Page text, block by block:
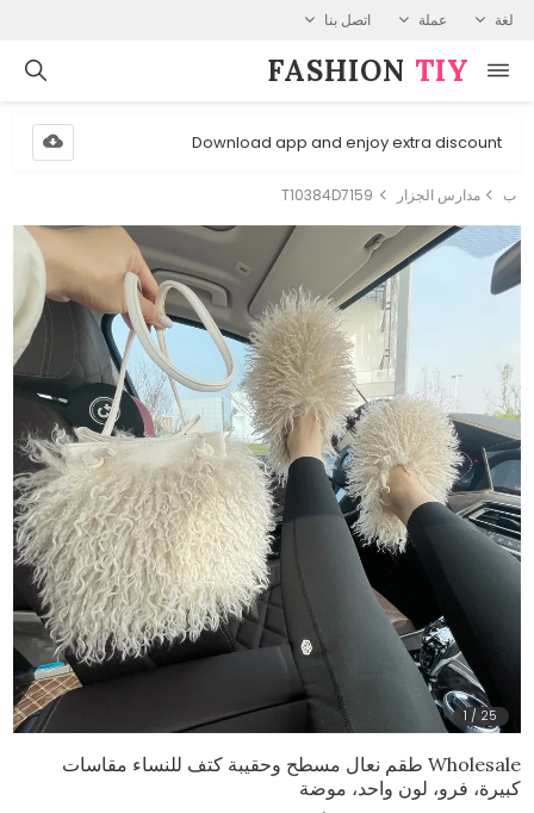
لغة عملة اتصل بنا
FASHION⁠ TIY
Download app and enjoy extra discount
ب مدارس الجزار T10384D7159
1 / 25
Wholesale طقم نعال مسطح وحقيبة كتف للنساء مقاسات
كبيرة، فرو، لون واحد، موضة